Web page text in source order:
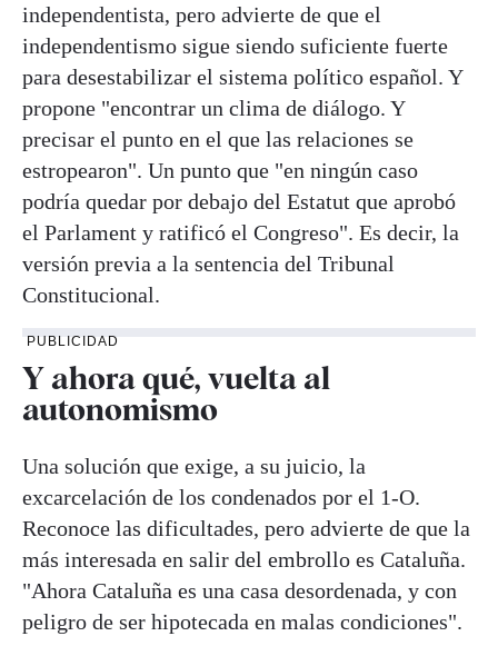
independentista, pero advierte de que el
independentismo sigue siendo suficiente fuerte
para desestabilizar el sistema político español. Y
propone "encontrar un clima de diálogo. Y
precisar el punto en el que las relaciones se
estropearon". Un punto que "en ningún caso
podría quedar por debajo del Estatut que aprobó
el Parlament y ratificó el Congreso". Es decir, la
versión previa a la sentencia del Tribunal
Constitucional.
PUBLICIDAD
Y ahora qué, vuelta al
autonomismo
Una solución que exige, a su juicio, la
excarcelación de los condenados por el 1-O.
Reconoce las dificultades, pero advierte de que la
más interesada en salir del embrollo es Cataluña.
"Ahora Cataluña es una casa desordenada, y con
peligro de ser hipotecada en malas condiciones".